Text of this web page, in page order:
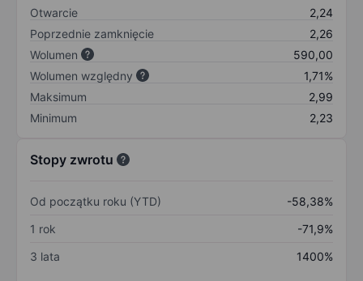
Otwarcie
2,24
Poprzednie zamknięcie
2,26
Wolumen
590,00
Wolumen względny
1,71%
Maksimum
2,99
Minimum
2,23
Stopy zwrotu
Od początku roku (YTD)
-58,38%
1 rok
-71,9%
3 lata
1400%